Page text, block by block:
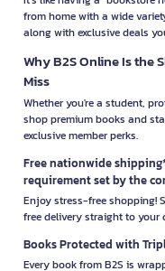
from home with a wide
along with exclusive deals
Why B2S Online Is the
Miss
Whether you're a student,
shop premium books and
exclusive member perks.
Free nationwide
requirement set by the
Enjoy stress-free shopping!
free delivery straight to your
Books Protected with
Every book from B2S is